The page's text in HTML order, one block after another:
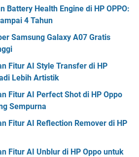
Battery Health Engine di HP OPPO:
4 Tahun
Samsung Galaxy A07 Gratis
Fitur AI Style Transfer di HP
Lebih Artistik
Fitur AI Perfect Shot di HP Oppo
Sempurna
Fitur AI Reflection Remover di HP
Fitur AI Unblur di HP Oppo untuk